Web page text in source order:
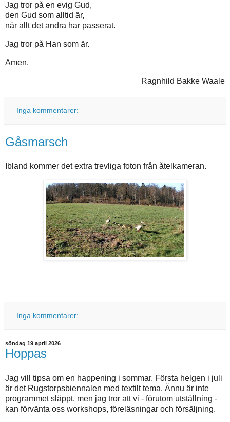
Jag tror på en evig Gud,
den Gud som alltid är,
när allt det andra har passerat.
Jag tror på Han som är.
Amen.
Ragnhild Bakke Waale
Inga kommentarer:
Gåsmarsch
Ibland kommer det extra trevliga foton från åtelkameran.
Inga kommentarer:
söndag 19 april 2026
Hoppas
Jag vill tipsa om en happening i sommar. Första helgen i juli
är det Rugstorpsbiennalen med textilt tema. Ännu är inte
programmet släppt, men jag tror att vi - förutom utställning -
kan förvänta oss workshops, föreläsningar och försäljning.